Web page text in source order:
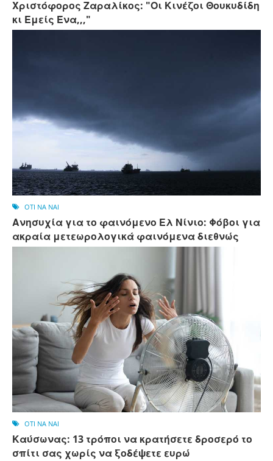
Χριστόφορος Ζαραλίκος: "Οι Κινέζοι Θουκυδίδη
κι Εμείς Ένα,,,"
OTI NA NAI
Ανησυχία για το φαινόμενο Ελ Νίνιο: Φόβοι για
ακραία μετεωρολογικά φαινόμενα διεθνώς
OTI NA NAI
Καύσωνας: 13 τρόποι να κρατήσετε δροσερό το
σπίτι σας χωρίς να ξοδέψετε ευρώ